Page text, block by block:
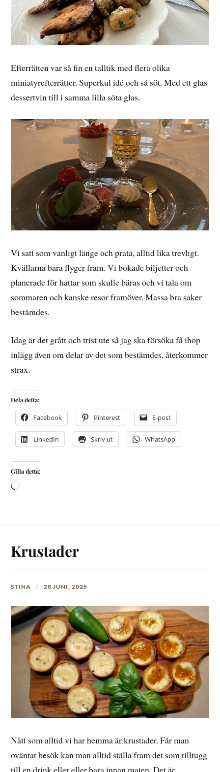
Efterrätten var så fin en talltik med flera olika
miniatyrefterrätter. Superkul idé och så söt. Med ett glas
dessertvin till i samma lilla söta glas.
Vi satt som vanligt länge och prata, alltid lika trevligt.
Kvällarna bara flyger fram. Vi bokade biljetter och
planerade för hattar som skulle bäras och vi tala om
sommaren och kanske resor framöver. Massa bra saker
bestämdes.
Idag är det grått och trist ute så jag ska försöka få ihop
inlägg även om delar av det som bestämdes, återkommer
strax.
Dela detta:
Facebook Pinterest E-post
LinkedIn Skriv ut WhatsApp
Gilla detta:
Krustader
STINA 28 JUNI, 2025
Nått som alltid vi har hemma är krustader. Får man
oväntat besök kan man alltid ställa fram det som tilltugg
till en drink eller eller bara innan maten. Det är